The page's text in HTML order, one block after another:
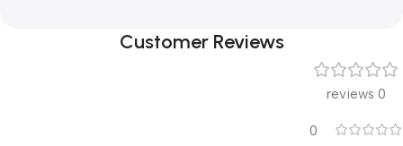
Customer Reviews
0 reviews
0